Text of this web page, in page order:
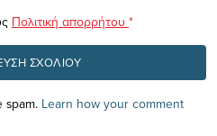
Πολιτική απορρήτου *
spam. Learn how your comment